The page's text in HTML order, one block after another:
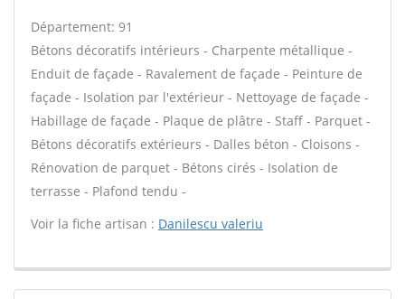
Département: 91
Bétons décoratifs intérieurs - Charpente métallique -
Enduit de façade - Ravalement de façade - Peinture de
façade - Isolation par l'extérieur - Nettoyage de façade -
Habillage de façade - Plaque de plâtre - Staff - Parquet -
Bétons décoratifs extérieurs - Dalles béton - Cloisons -
Rénovation de parquet - Bétons cirés - Isolation de
terrasse - Plafond tendu -
Voir la fiche artisan : Danilescu valeriu